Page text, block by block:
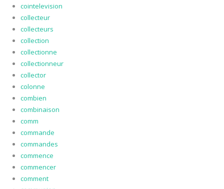
cointelevision
collecteur
collecteurs
collection
collectionne
collectionneur
collector
colonne
combien
combinaison
comm
commande
commandes
commence
commencer
comment